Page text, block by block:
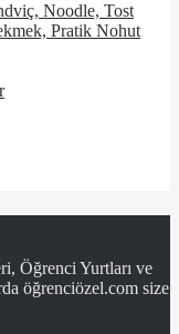
Noodle, Tost
Pratik Nohut
Öğrenci Yurtları ve
öğrenciözel.com size